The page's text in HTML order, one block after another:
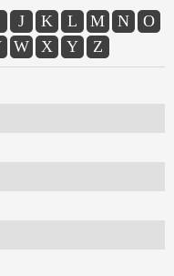
J K L M N
O
W X Y Z